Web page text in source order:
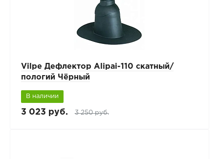
Vilpe Дефлектор Alipai-110 скатный/
пологий Чёрный
В наличии
3 023 руб. 3 250 руб.